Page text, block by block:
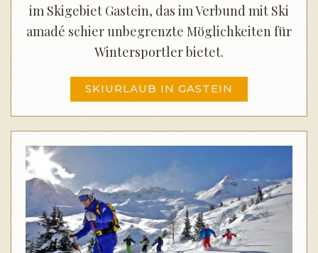
im Skigebiet Gastein, das im Verbund mit Ski
amadé schier unbegrenzte Möglichkeiten für
Wintersportler bietet.
SKIURLAUB IN GASTEIN